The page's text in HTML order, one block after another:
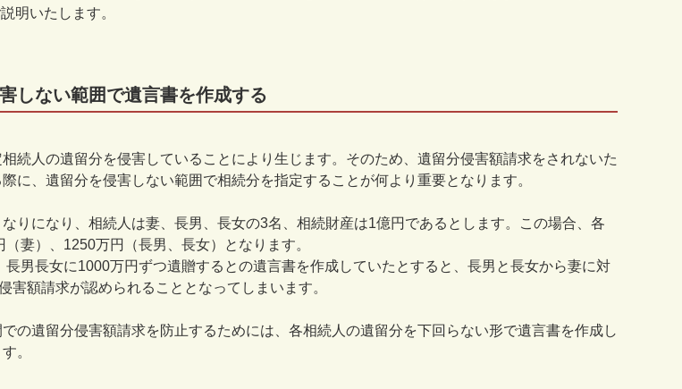
明いたします。
しない範囲で遺言書を作成する
続人の遺留分を侵害していることにより生じます。そのため、遺留分侵害額請求をされないた
に、遺留分を侵害しない範囲で相続分を指定することが何より重要となります。
りになり、相続人は妻、長男、長女の3名、相続財産は1億円であるとします。この場合、各
（妻）、 1250万円（長男、長女）となります。
長男長女に1000万円ずつ遺贈するとの遺言書を作成していたとすると、長男と長女から妻に対
害額請求が認められることとなってしまいます。
の遺留分侵害額請求を防止するためには、各相続人の遺留分を下回らない形で遺言書を作成し
。